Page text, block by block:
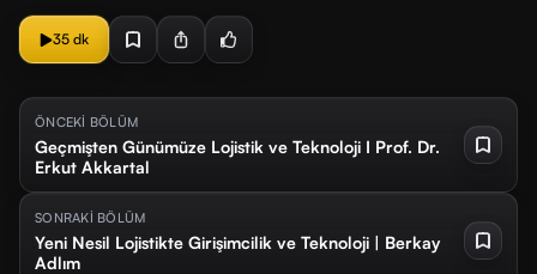
35 dk
ÖNCEKİ BÖLÜM
Geçmişten Günümüze Lojistik ve Teknoloji I Prof. Dr.
Erkut Akkartal
SONRAKİ BÖLÜM
Yeni Nesil Lojistikte Girişimcilik ve Teknoloji | Berkay
Adlım